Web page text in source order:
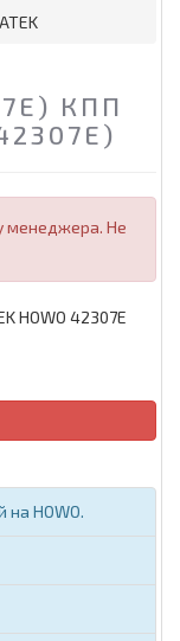
КПП
менеджера. Не
HOWO.